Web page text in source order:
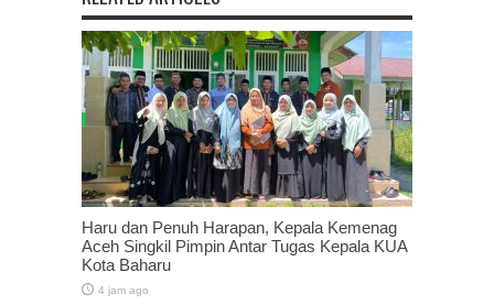
Haru dan Penuh Harapan, Kepala Kemenag
Aceh Singkil Pimpin Antar Tugas Kepala KUA
Kota Baharu
4 jam ago